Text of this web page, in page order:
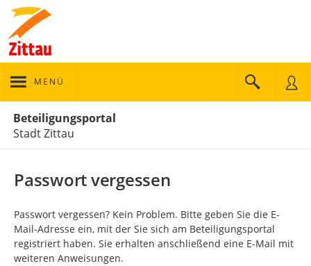
MENÜ
Beteiligungsportal
Stadt Zittau
Passwort vergessen
Passwort vergessen? Kein Problem. Bitte geben Sie die E-
Mail-Adresse ein, mit der Sie sich am Beteiligungsportal
registriert haben. Sie erhalten anschließend eine E-Mail mit
weiteren Anweisungen.